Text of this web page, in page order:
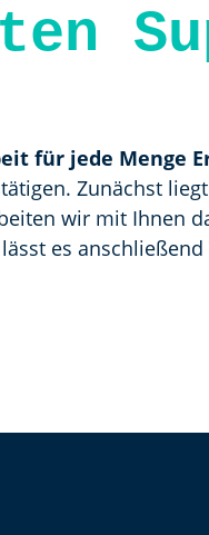
für jede Menge
Zunächst
wir mit Ihnen
es